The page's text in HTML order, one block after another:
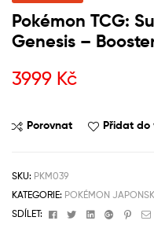
Pokémon TCG:
Genesis –
3999 Kč
Porovnat Přidat do
SKU: PKM039
KATEGORIE: POKÉMON
SDÍLET:
FacebookTwitterLinkedinGoogle+